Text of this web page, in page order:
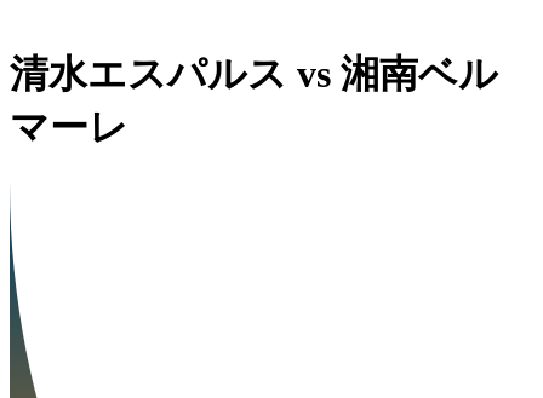
清水エスパルス vs 湘南ベル
マーレ